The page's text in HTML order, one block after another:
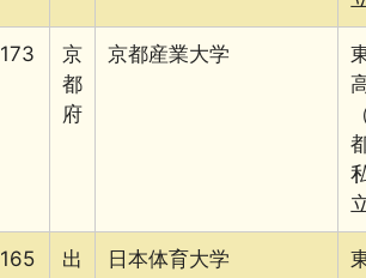
173
京
都
府
京都産業大学
165
出
日本体育大学